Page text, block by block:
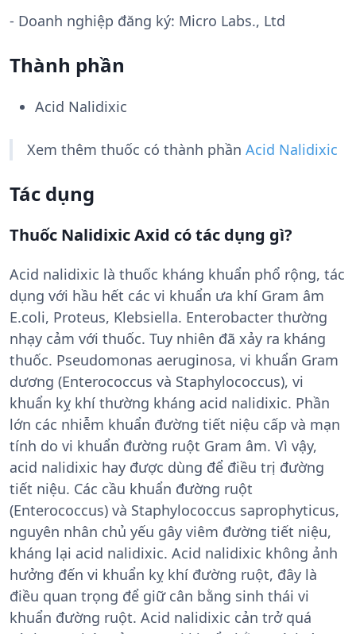
- Doanh nghiệp đăng ký: Micro Labs., Ltd
Thành phần
Acid Nalidixic
Xem thêm thuốc có thành phần Acid Nalidixic
Tác dụng
Thuốc Nalidixic Axid có tác dụng gì?
Acid nalidixic là thuốc kháng khuẩn phổ rộng, tác
dụng với hầu hết các vi khuẩn ưa khí Gram âm
E.coli, Proteus, Klebsiella. Enterobacter thường
nhạy cảm với thuốc. Tuy nhiên đã xảy ra kháng
thuốc. Pseudomonas aeruginosa, vi khuẩn Gram
dương (Enterococcus và Staphylococcus), vi
khuẩn kỵ khí thường kháng acid nalidixic. Phần
lớn các nhiễm khuẩn đường tiết niệu cấp và mạn
tính do vi khuẩn đường ruột Gram âm. Vì vậy,
acid nalidixic hay được dùng để điều trị đường
tiết niệu. Các cầu khuẩn đường ruột
(Enterococcus) và Staphylococcus saprophyticus,
nguyên nhân chủ yếu gây viêm đường tiết niệu,
kháng lại acid nalidixic. Acid nalidixic không ảnh
hưởng đến vi khuẩn kỵ khí đường ruột, đây là
điều quan trọng để giữ cân bằng sinh thái vi
khuẩn đường ruột. Acid nalidixic cản trở quá